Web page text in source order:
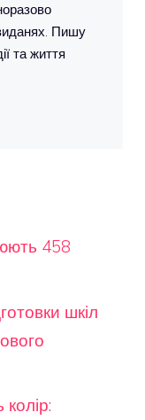
Пишу
та життя
458
шкіл